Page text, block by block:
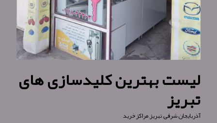
لیست بهترین کلیدسازی های
تبریز
آذربایجان شرقی,تبریز,مراکز خرید